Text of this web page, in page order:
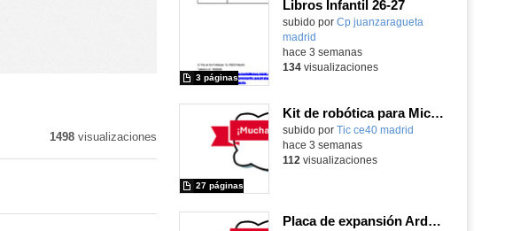
1498visualizaciones
Libros Infantil 26-27
subido por Cp juanzaragueta
madrid
3 páginas
hace 3 semanas
134visualizaciones
Kit de robótica para Micro:Bit
Contenido educativo.
subido por Tic ce40 madrid
27 páginas
hace 3 semanas
112 visualizaciones
Placa de expansión Arduino